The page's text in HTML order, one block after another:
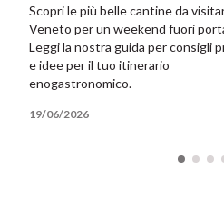
Scopri le più belle cantine da
Veneto per un weekend fuori
Leggi la nostra guida per consigli
e idee per il tuo itinerario
enogastronomico.
19/06/2026